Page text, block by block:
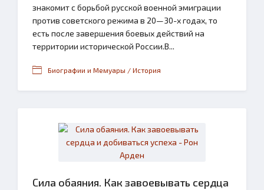
знакомит с борьбой русской военной эмиграции
против советского режима в 20—30-х годах, то
есть после завершения боевых действий на
территории исторической России.В...
Биографии и Мемуары / История
Сила обаяния. Как завоевывать сердца